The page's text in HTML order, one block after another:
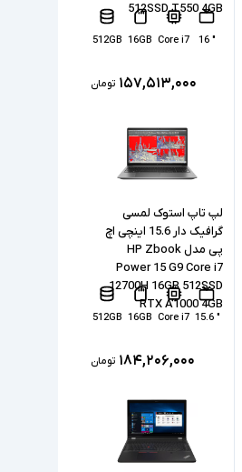
512SSD T550 4GB
" 16
Core i7
16GB
512GB
۱۵۷,۵۱۳,۰۰۰ تومان
لپ تاپ استوک لمسی
گرافیک دار 15.6 اینچی اچ
پی مدل HP Zbook
Power 15 G9 Core i7
12700H 16GB 512SSD
RTX A1000 4GB
" 15.6
Core i7
16GB
512GB
۱۸۴,۲۰۶,۰۰۰ تومان